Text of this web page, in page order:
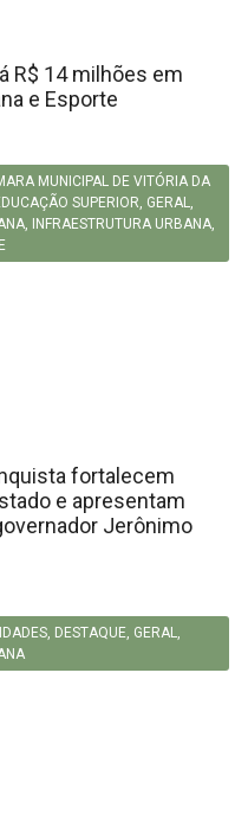
R$ 14 milhões em
e Esporte
MUNICIPAL DE VITÓRIA DA
SUPERIOR, GERAL,
, INFRAESTRUTURA URBANA,
fortalecem
e apresentam
Jerônimo
, DESTAQUE, GERAL,